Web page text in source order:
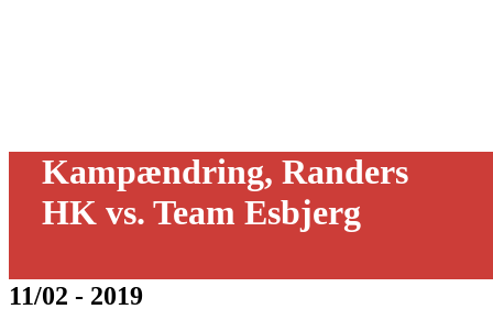
Kampændring, Randers
HK vs. Team Esbjerg
11/02 - 2019